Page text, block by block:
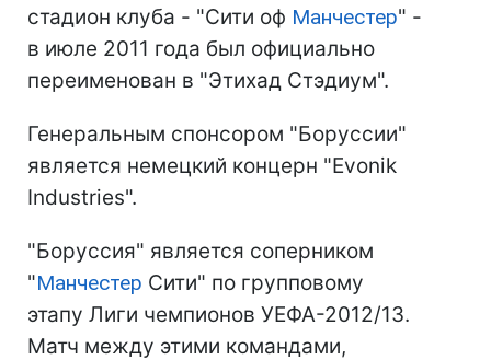
стадион клуба - "Сити оф Манчестер" -
в июле 2011 года был официально
переименован в "Этихад Стэдиум".
Генеральным спонсором "Боруссии"
является немецкий концерн "Evonik
Industries".
"Боруссия" является соперником
"Манчестер Сити" по групповому
этапу Лиги чемпионов УЕФА-2012/13.
Матч между этими командами,